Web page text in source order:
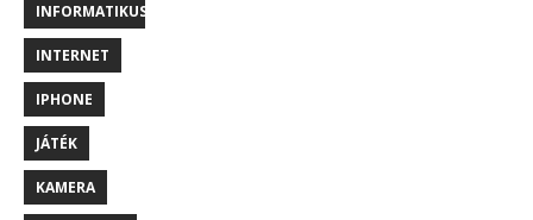
INFORMATIKUS
INTERNET
IPHONE
JÁTÉK
KAMERA